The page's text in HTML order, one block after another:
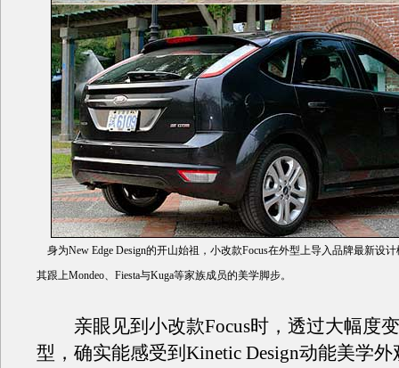
身为New Edge Design的开山始祖，小改款Focus在外型上导入品牌最新设计
其跟上Mondeo、Fiesta与Kuga等家族成员的美学脚步。
亲眼见到小改款Focus时，透过大幅度
型，确实能感受到Kinetic Design动能美学